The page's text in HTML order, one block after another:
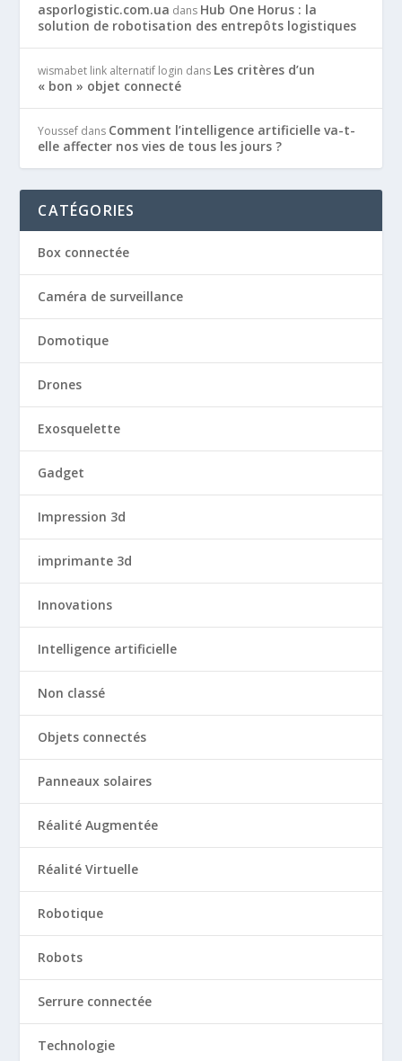
asporlogistic.com.ua dans Hub One Horus : la
solution de robotisation des entrepôts logistiques
wismabet link alternatif login dans Les critères d’un
« bon » objet connecté
Youssef dans Comment l’intelligence artificielle va-t-
elle affecter nos vies de tous les jours ?
CATÉGORIES
Box connectée
Caméra de surveillance
Domotique
Drones
Exosquelette
Gadget
Impression 3d
imprimante 3d
Innovations
Intelligence artificielle
Non classé
Objets connectés
Panneaux solaires
Réalité Augmentée
Réalité Virtuelle
Robotique
Robots
Serrure connectée
Technologie